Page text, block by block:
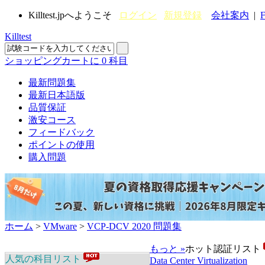
Killtest.jpへようこそ ログイン 新規登録 会社案内 |
Killtest
ショッピングカートに 0 科目
最新問題集
最新日本語版
品質保証
激安コース
フィードバック
ポイントの使用
購入問題
ホーム > VMware > VCP-DCV 2020 問題集
人気の科目リスト
もっと »ホット認証リスト
Data Center Virtualization